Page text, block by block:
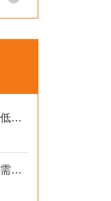
什么是海尔液氮罐？主要用于哪些低温存储场景？
海尔低温冰箱能满足哪些专业存储需求？